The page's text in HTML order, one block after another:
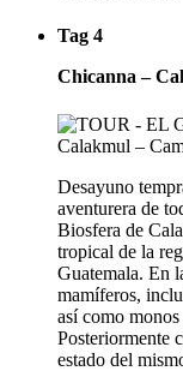
Tag 4
Chicanna –
Desayuno
aventurera de
Biosfera de
tropical de la
Guatemala. En
mamíferos,
así como
Posteriormente
estado del